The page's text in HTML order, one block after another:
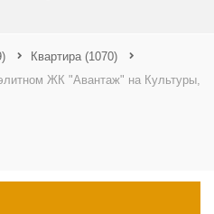
Квартира (1070)
ЖК "Авантаж" на Культуры,